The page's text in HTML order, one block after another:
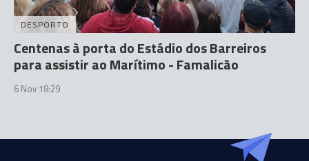
DESPORTO
Centenas à porta do Estádio dos Barreiros
para assistir ao Marítimo - Famalicão
6 Nov 18:29